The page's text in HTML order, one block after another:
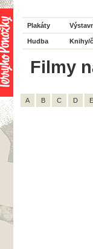
Plakáty
Hudba Knihy/
Filmy
A B C D E